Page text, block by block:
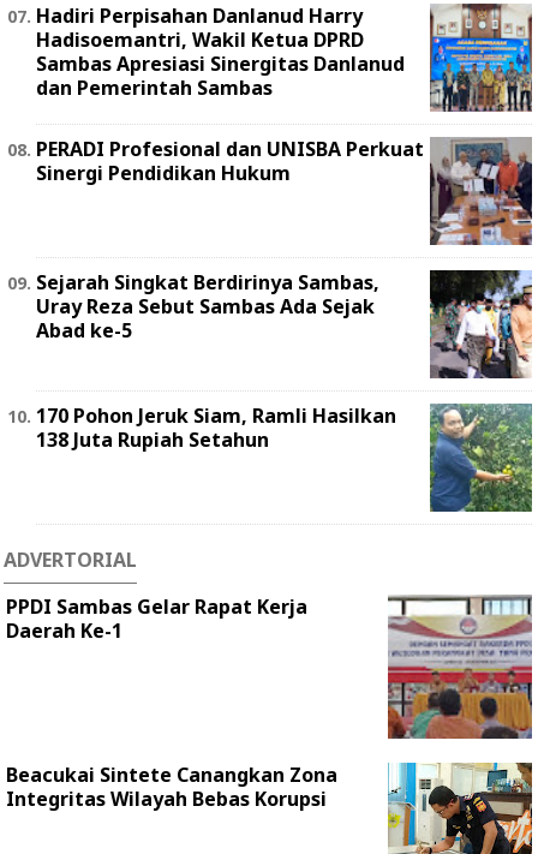
Hadiri Perpisahan Danlanud Harry
Hadisoemantri, Wakil Ketua DPRD
Sambas Apresiasi Sinergitas Danlanud
dan Pemerintah Sambas
PERADI Profesional dan UNISBA Perkuat
Sinergi Pendidikan Hukum
Sejarah Singkat Berdirinya Sambas,
Uray Reza Sebut Sambas Ada Sejak
Abad ke-5
170 Pohon Jeruk Siam, Ramli Hasilkan
138 Juta Rupiah Setahun
ADVERTORIAL
PPDI Sambas Gelar Rapat Kerja
Daerah Ke-1
Beacukai Sintete Canangkan Zona
Integritas Wilayah Bebas Korupsi